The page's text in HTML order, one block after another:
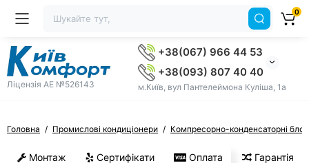
Ліцензія AE №526143
+38(067) 966 44 53
+38(093) 807 40 40
м.Київ, вул Пантелеймона Куліша, 1а
0
Головна Промислові кондиціонери Компресорно-конденсаторні
Монтаж Сертифікати Оплата Гарантія